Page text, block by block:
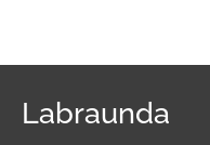
Labraunda